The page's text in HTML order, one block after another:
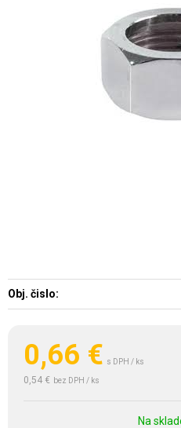
0,66 € s DPH / ks
0,54 € bez DPH / ks
Na
Obj. čislo: